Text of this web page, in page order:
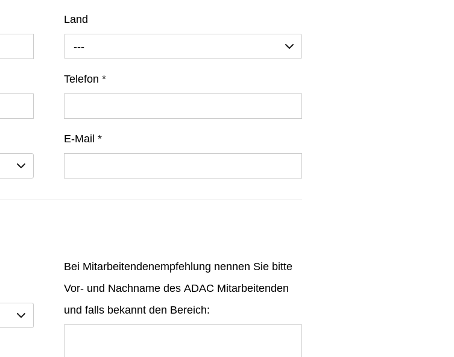
Land
---
Telefon*
E-Mail*
Bei Mitarbeitendenempfehlung nennen Sie bitte
Vor- und Nachname des ADAC Mitarbeitenden
und falls bekannt den Bereich: